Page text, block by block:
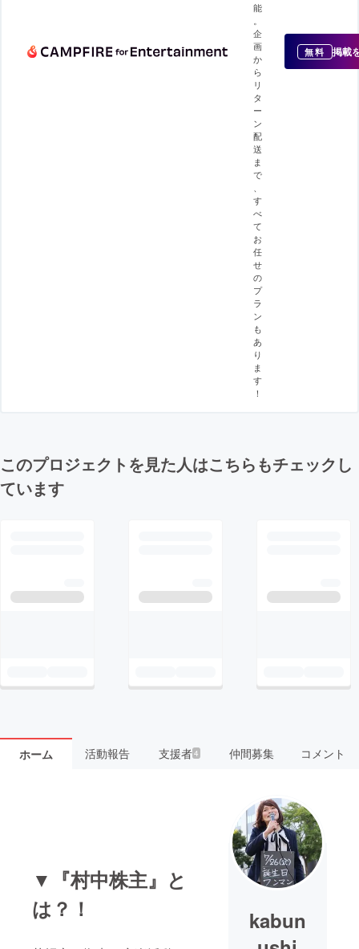
能
企
画
か
ら
リ
タ
ー
ン
配
送
ま
で
す
べ
て
お
任
せ
の
プ
ラ
ン
も
あ
り
ま
す
！
無料 掲載
このプロジェクトを見た人はこちらもチェックし
ています
ホーム 活動報告 支援者4 仲間募集 コメント
▼『村中株主』と
は？！
kabun